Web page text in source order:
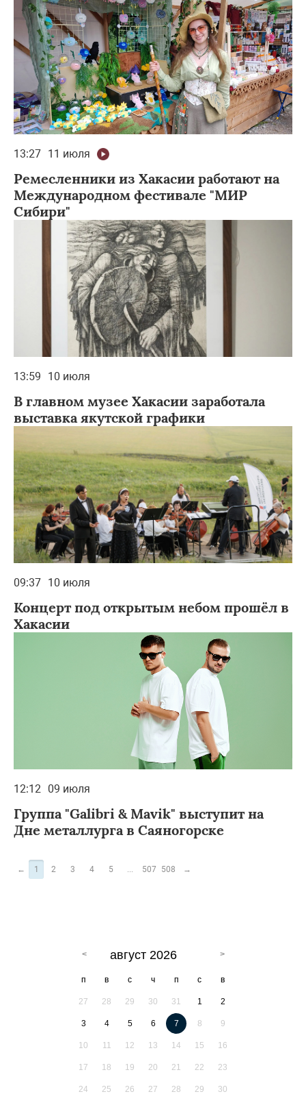
13:27 11 июля
Ремесленники из Хакасии работают на
Международном фестивале "МИР
Сибири"
13:59 10 июля
В главном музее Хакасии заработала
выставка якутской графики
09:37 10 июля
Концерт под открытым небом прошёл в
Хакасии
12:12 09 июля
Группа "Galibri & Mavik" выступит на
Дне металлурга в Саяногорске
← 1 2 3 4 5 507 508 →
август 2026
п в с ч п с в
27 28 29 30 31 1 2
3 4 5 6 7 8 9
10 11 12 13 14 15 16
17 18 19 20 21 22 23
24 25 26 27 28 29 30